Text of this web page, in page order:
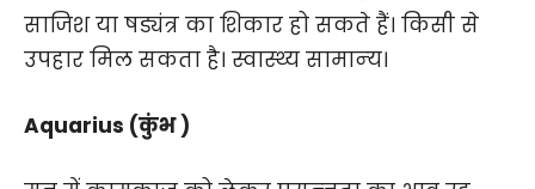
साजिश या षड्यंत्र का शिकार हो सकते हैं। किसी से
उपहार मिल सकता है। स्‍वास्‍थ्‍य सामान्‍य।
Aquarius (कुंभ )